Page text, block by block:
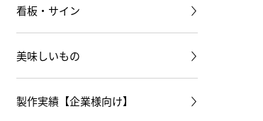
看板・サイン
美味しいもの
製作実績【企業様向け】